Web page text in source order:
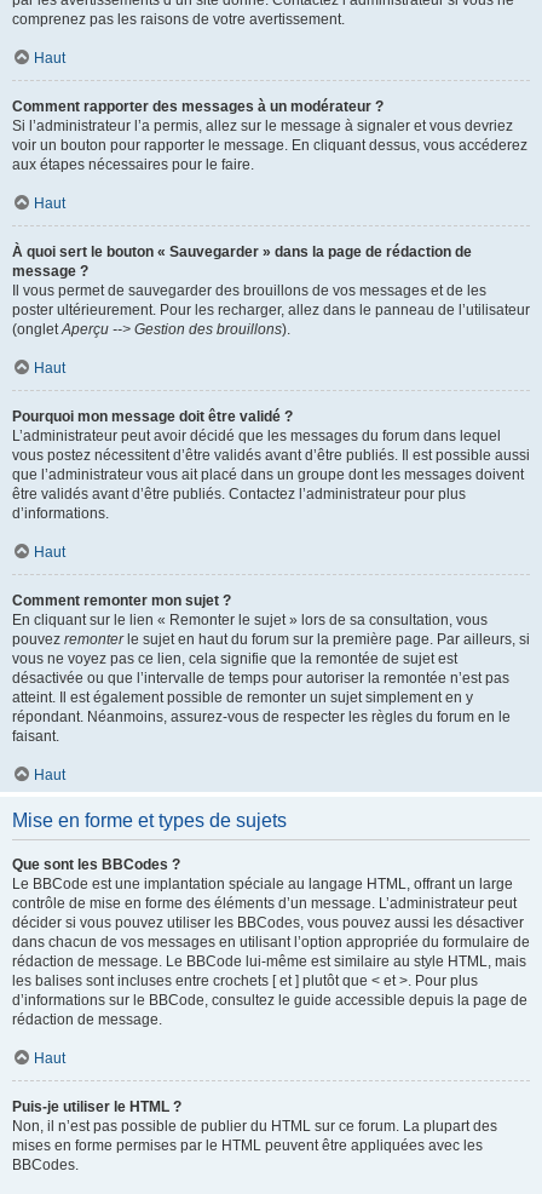
comprenez pas les raisons de votre avertissement.
Haut
Comment rapporter des messages à un modérateur ?
Si l’administrateur l’a permis, allez sur le message à signaler et vous devriez
voir un bouton pour rapporter le message. En cliquant dessus, vous accéderez
aux étapes nécessaires pour le faire.
Haut
À quoi sert le bouton « Sauvegarder » dans la page de rédaction de
message ?
Il vous permet de sauvegarder des brouillons de vos messages et de les
poster ultérieurement. Pour les recharger, allez dans le panneau de l’utilisateur
(ongletAperçu --> Gestion des brouillons).
Haut
Pourquoi mon message doit être validé ?
L’administrateur peut avoir décidé que les messages du forum dans lequel
vous postez nécessitent d’être validés avant d’être publiés. Il est possible aussi
que l’administrateur vous ait placé dans un groupe dont les messages doivent
être validés avant d’être publiés. Contactez l’administrateur pour plus
d’informations.
Haut
Comment remonter mon sujet ?
En cliquant sur le lien « Remonter le sujet » lors de sa consultation, vous
pouvez remonterle sujet en haut du forum sur la première page. Par ailleurs, si
vous ne voyez pas ce lien, cela signifie que la remontée de sujet est
désactivée ou que l’intervalle de temps pour autoriser la remontée n’est pas
atteint. Il est également possible de remonter un sujet simplement en y
répondant. Néanmoins, assurez-vous de respecter les règles du forum en le
faisant.
Haut
Mise en forme et types de sujets
Que sont les BBCodes ?
Le BBCode est une implantation spéciale au langage HTML, offrant un large
contrôle de mise en forme des éléments d’un message. L’administrateur peut
décider si vous pouvez utiliser les BBCodes, vous pouvez aussi les désactiver
dans chacun de vos messages en utilisant l’option appropriée du formulaire de
rédaction de message. Le BBCode lui-même est similaire au style HTML, mais
les balises sont incluses entre crochets [ et ] plutôt que < et >. Pour plus
d’informations sur le BBCode, consultez le guide accessible depuis la page de
rédaction de message.
Haut
Puis-je utiliser le HTML ?
Non, il n’est pas possible de publier du HTML sur ce forum. La plupart des
mises en forme permises par le HTML peuvent être appliquées avec les
BBCodes.